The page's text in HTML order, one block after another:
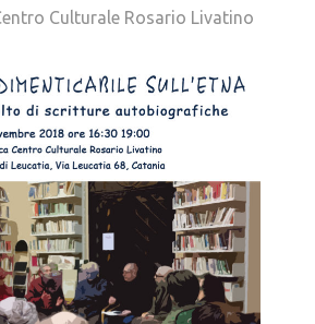
Culturale Rosario Livatino